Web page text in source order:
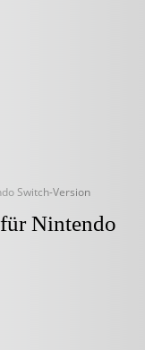
Switch-Version
Nintendo